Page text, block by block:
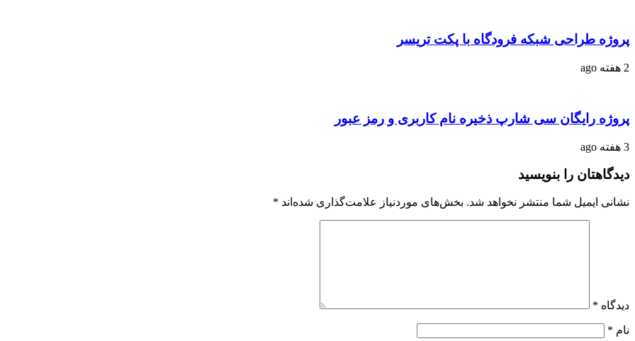
پروژه طراحی شبکه فرودگاه با پکت تریسر
2 هفته ago
پروژه رایگان سی شارپ ذخیره نام کاربری و رمز عبور
3 هفته ago
دیدگاهتان را بنویسید
نشانی ایمیل شما منتشر نخواهد شد. بخش‌های موردنیاز علامت‌گذاری شده‌اند *
دیدگاه *
نام *